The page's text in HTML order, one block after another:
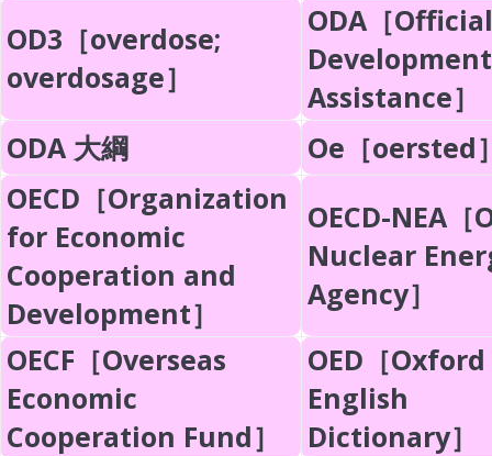
OD3［overdose;
overdosage］
ODA［Official
Development
Assistance］
ODA 大綱
Oe［oersted
OECD［Organization
for Economic
Cooperation and
Development］
OECD-NEA［
Nuclear
Agency］
OECF［Overseas
Economic
Cooperation Fund］
OED［Oxford
English
Dictionary］